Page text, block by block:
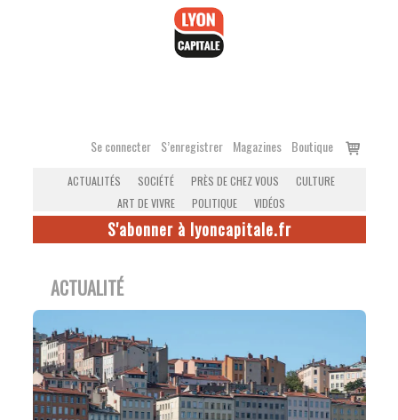
Se connecter S’enregistrer Magazines Boutique
Voir
ACTUALITÉS SOCIÉTÉ PRÈS DE CHEZ VOUS
CULTURE
ART DE VIVRE
POLITIQUE VIDÉOS
S'abonner à lyoncapitale.fr
ACTUALITÉ